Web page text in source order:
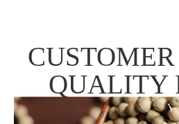
QUALITY